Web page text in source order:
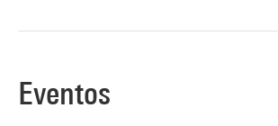
Eventos